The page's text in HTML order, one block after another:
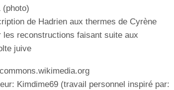
(photo)
de Hadrien aux thermes de Cyrène
les reconstructions faisant suite aux
juive
Kimdime69 (travail personnel inspiré par: